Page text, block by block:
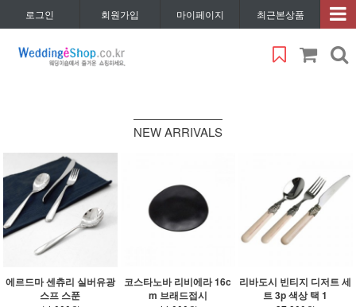
로그인 회원가입 마이페이지 최근본상품
NEW ARRIVALS
에르드마 센츄리 실버유광
스프 스푼
코스타노바 리비에라 16c
m 브래드접시
리바도시 빈티지 디저트 세
트 3p 색상 택 1